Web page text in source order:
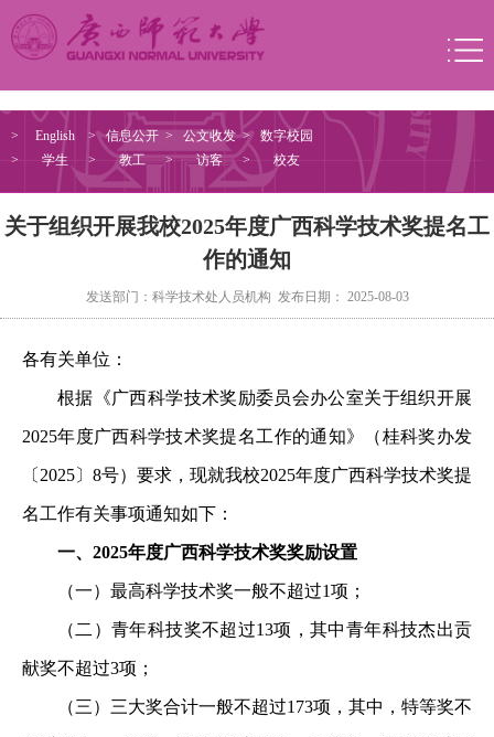
> English > 信息公开 > 公文收发 > 数字校园
>
学生 > 教工 > 访客 > 校友
关于组织开展我校2025年度广西科学技术奖提名工
作的通知
发送部门：科学技术处人员机构 发布日期： 2025-08-03
各有关单位：
根据《广西科学技术奖励委员会办公室关于组织开展
2025年度广西科学技术奖提名工作的通知》（桂科奖办发
〔 2025〕 8号）要求，现就我校2025年度广西科学技术奖提
名工作有关事项通知如下：
一、2025年度广西科学技术奖奖励设置
（一）最高科学技术奖一般不超过1项；
（二）青年科技奖不超过13项，其中青年科技杰出贡
献奖不超过3项；
（三）三大奖合计一般不超过173项，其中，特等奖不